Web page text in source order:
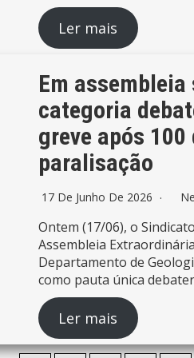
Ler mais
Em assembleia
categoria
greve após 100
paralisação
17 De Junho De 2026
Ontem (17/06), o
Assembleia
Departamento de
como pauta única
Ler mais